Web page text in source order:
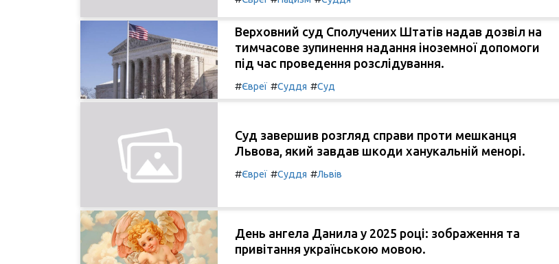
Верховний суд Сполучених Штатів надав дозвіл на
тимчасове зупинення надання іноземної допомоги
під час проведення розслідування.
#Євреї #Суддя #Суд
Суд завершив розгляд справи проти мешканця
Львова, який завдав шкоди ханукальній менорі.
#Євреї #Суддя #Львів
День ангела Данила у 2025 році: зображення та
привітання українською мовою.